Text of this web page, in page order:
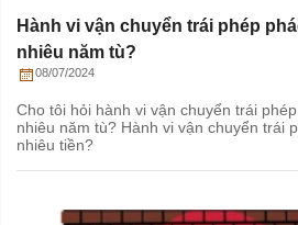
Hành vi vận chuyển trái phép
nhiêu năm tù?
08/07/2024
Cho tôi hỏi hành vi vận chuyển trái
nhiêu năm tù? Hành vi vận chuyển trái
nhiêu tiền?